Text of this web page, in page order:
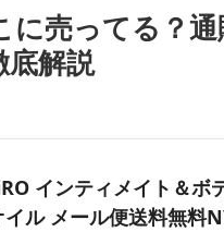
売ってる？
底解説
インティメイト＆
ル メール便送料無料